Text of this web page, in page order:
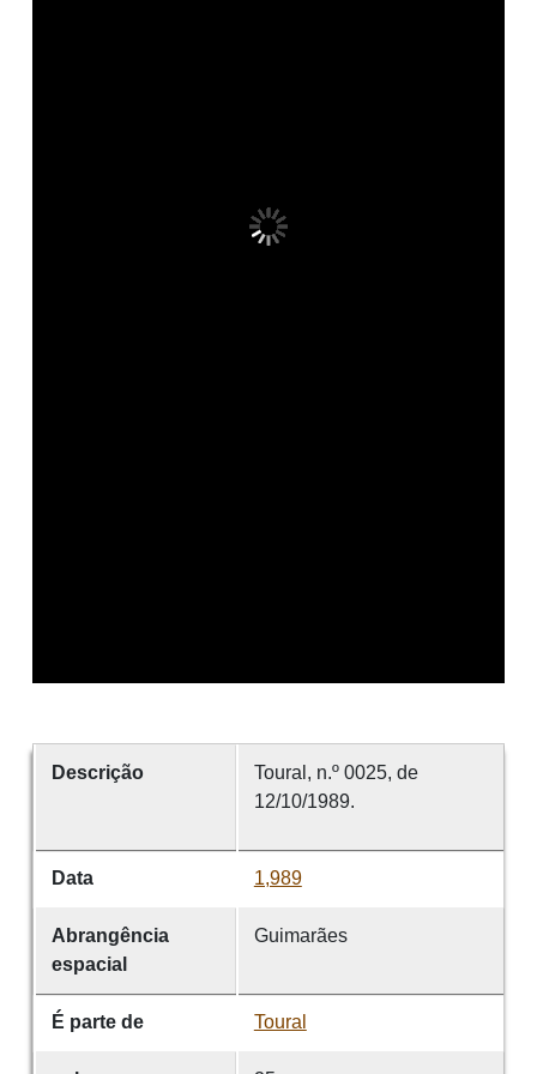
Descrição
Toural, n.º 0025, de
12/10/1989.
Data 1,989
Abrangência
espacial
Guimarães
É parte de Toural